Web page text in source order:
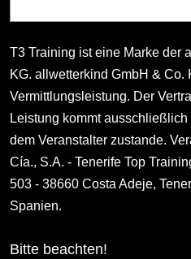
T3 Training ist eine Marke der
KG. allwetterkind GmbH & Co.
Vermittlungsleistung. Der
Leistung kommt
dem Veranstalter zustande.
Cía., S.A. - Tenerife Top
503 - 38660 Costa Adeje,
Spanien.
Bitte beachten!